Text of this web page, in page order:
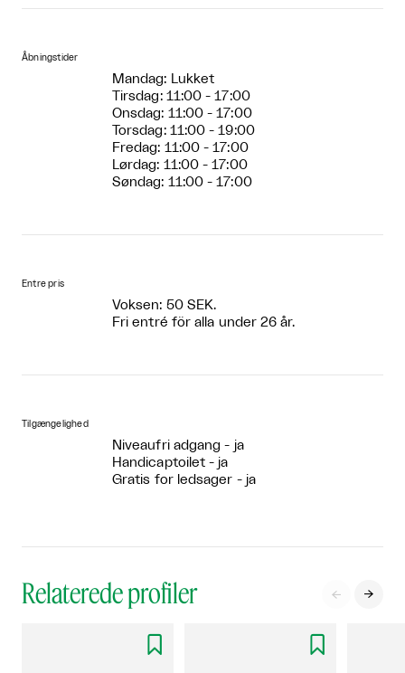
Åbningstider
Mandag: Lukket
Tirsdag: 11:00 - 17:00
Onsdag: 11:00 - 17:00
Torsdag: 11:00 - 19:00
Fredag: 11:00 - 17:00
Lørdag: 11:00 - 17:00
Søndag: 11:00 - 17:00
Entre pris
Voksen: 50 SEK.
Fri entré för alla under 26 år.
Tilgængelighed
Niveaufri adgang - ja
Handicaptoilet - ja
Gratis for ledsager - ja
Relaterede profiler  
 